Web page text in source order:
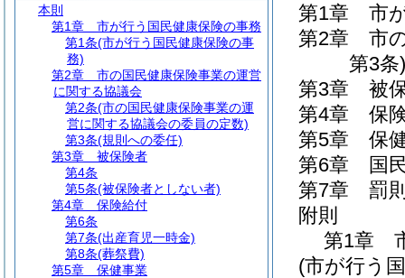
第1章
市
第2章
市
第3条
第3章
被
第4章
保
第5章
保
第6章
国
第7章
罰
附則
第1章
(市が行う
本則
第1章
市が行う国民健康保険の事務
第1条(市が行う国民健康保険の事
務)
第2章
市の国民健康保険事業の運営
に関する協議会
第2条(市の国民健康保険事業の運
営に関する協議会の委員の定数)
第3条(規則への委任)
第3章
被保険者
第4条
第5条(被保険者としない者)
第4章
保険給付
第6条
第7条(出産育児一時金)
第8条(葬祭費)
第5章
保健事業